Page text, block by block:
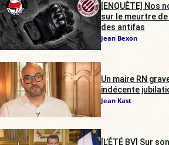
[ENQUÊTE] Nos
sur le meurtre
des antifas
Jean Bexon
Un maire RN
indécente
Jean Kast
[L’ÉTÉ BV] Sur